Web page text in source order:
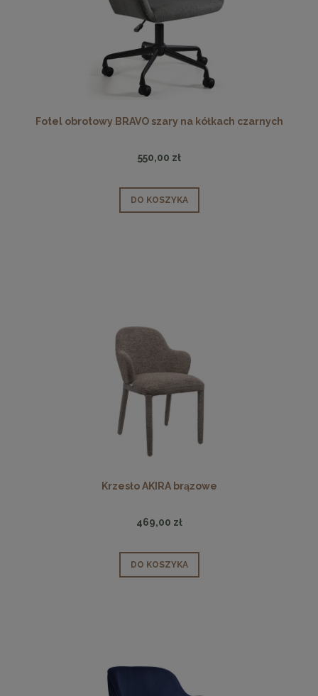
Fotel obrotowy BRAVO szary na kółkach czarnych
550,00 zł
DO KOSZYKA
Krzesło AKIRA brązowe
469,00 zł
DO KOSZYKA